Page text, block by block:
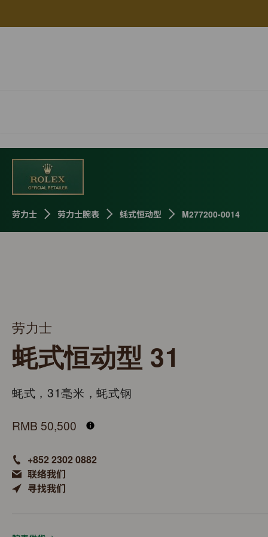
劳力士 劳力士腕表 蚝式恒动型 M277200-0014
劳力士
蚝式恒动型 31
蚝式，31毫米，蚝式钢
RMB 50,500
+852 2302 0882
联络我们
寻找我们